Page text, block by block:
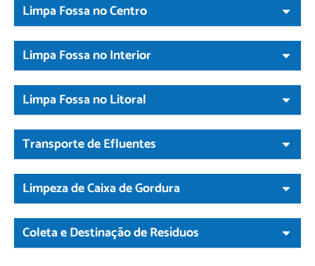
Limpa Fossa no Centro
Limpa Fossa no Interior
Limpa Fossa no Litoral
Transporte de Efluentes
Limpeza de Caixa de Gordura
Coleta e Destinação de Resíduos